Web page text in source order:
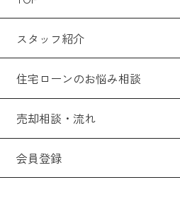
スタッフ紹介
住宅ローンのお悩み相談
売却相談・流れ
会員登録